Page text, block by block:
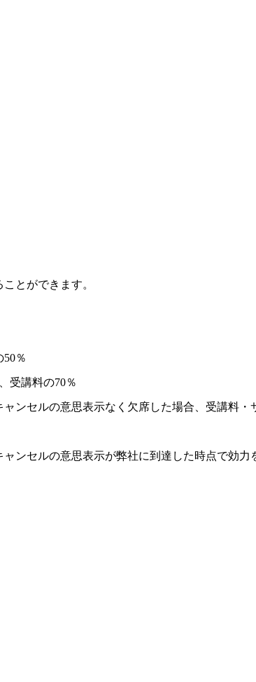
とができます。
％
受講料の70％
ンセルの意思表示なく欠席した場合、受講料・
ンセルの意思表示が弊社に到達した時点で効力